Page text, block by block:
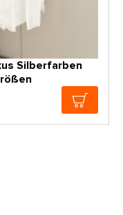
Silberfarben